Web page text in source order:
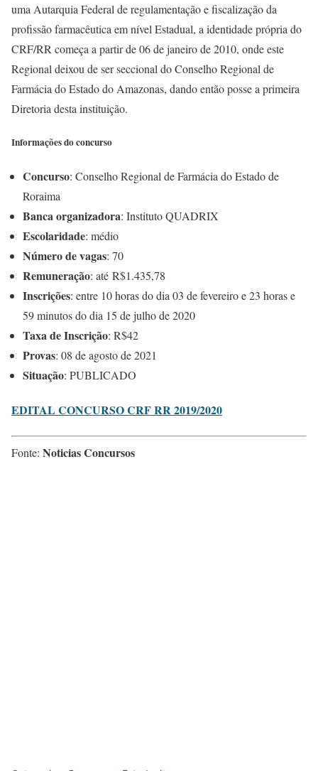
uma Autarquia Federal de regulamentação e fiscalização da
profissão farmacêutica em nível Estadual, a identidade própria do
CRF/RR começa a partir de 06 de janeiro de 2010, onde este
Regional deixou de ser seccional do Conselho Regional de
Farmácia do Estado do Amazonas, dando então posse a primeira
Diretoria desta instituição.
Informações do concurso
Concurso: Conselho Regional de Farmácia do Estado de
Roraima
Banca organizadora: Instituto QUADRIX
Escolaridade: médio
Número de vagas: 70
Remuneração: até R$1.435,78
Inscrições: entre 10 horas do dia 03 de fevereiro e 23 horas e
59 minutos do dia 15 de julho de 2020
Taxa de Inscrição: R$42
Provas: 08 de agosto de 2021
Situação: PUBLICADO
EDITAL CONCURSO CRF RR 2019/2020
Fonte: Noticias Concursos